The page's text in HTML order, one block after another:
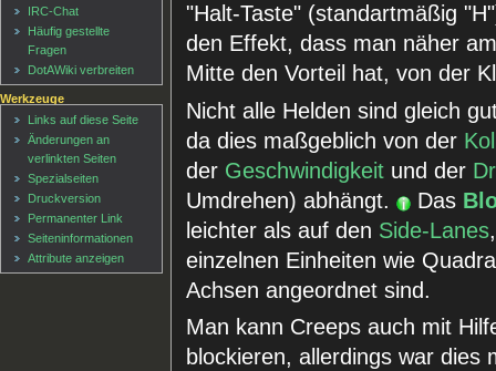
"Halt-Taste" (standartmäßig
den Effekt, dass man näher
Mitte den Vorteil hat, von der
Nicht alle Helden sind gleich
da dies maßgeblich von der
der Geschwindigkeit und der
Umdrehen) abhängt.
Das
leichter als auf den Side-Lanes
einzelnen Einheiten wie
Achsen angeordnet sind.
Man kann Creeps auch mit
blockieren, allerdings war dies
IRC-Chat
Häufig gestellte
Fragen
DotAWiki verbreiten
Werkzeuge
Links auf diese Seite
Änderungen an
verlinkten Seiten
Spezialseiten
Druckversion
Permanenter Link
Seiten­informationen
Attribute anzeigen